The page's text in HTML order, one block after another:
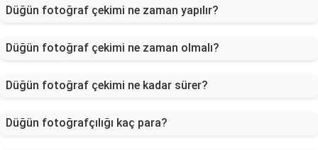
Düğün fotoğraf çekimi ne zaman yapılır?
Düğün fotoğraf çekimi ne zaman olmalı?
Düğün fotoğraf çekimi ne kadar sürer?
Düğün fotoğrafçılığı kaç para?